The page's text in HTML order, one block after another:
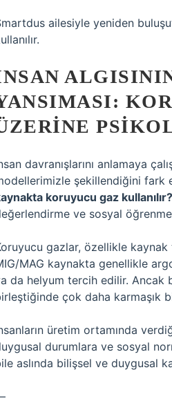
ailesiyle yeniden
davranışlarını anlamaya
şekillendiğini fark
koruyucu gaz kullanılır?
ve sosyal
gazlar, özellikle kaynak
MAG kaynakta genellikle
da helyum tercih edilir. Ancak
çok daha karmaşık
üretim ortamında
durumlara ve sosyal
aslında bilişsel ve duygusal